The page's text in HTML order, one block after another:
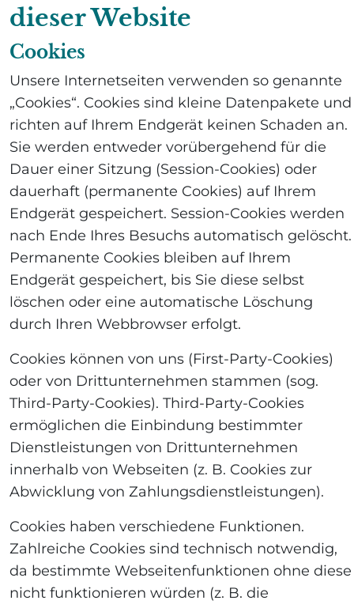
dieser Website
Cookies
Unsere Internetseiten verwenden so genannte
„Cookies“. Cookies sind kleine Datenpakete und
richten auf Ihrem Endgerät keinen Schaden an.
Sie werden entweder vorübergehend für die
Dauer einer Sitzung (Session-Cookies) oder
dauerhaft (permanente Cookies) auf Ihrem
Endgerät gespeichert. Session-Cookies werden
nach Ende Ihres Besuchs automatisch gelöscht.
Permanente Cookies bleiben auf Ihrem
Endgerät gespeichert, bis Sie diese selbst
löschen oder eine automatische Löschung
durch Ihren Webbrowser erfolgt.
Cookies können von uns (First-Party-Cookies)
oder von Drittunternehmen stammen (sog.
Third-Party-Cookies). Third-Party-Cookies
ermöglichen die Einbindung bestimmter
Dienstleistungen von Drittunternehmen
innerhalb von Webseiten (z. B. Cookies zur
Abwicklung von Zahlungsdienstleistungen).
Cookies haben verschiedene Funktionen.
Zahlreiche Cookies sind technisch notwendig,
da bestimmte Webseitenfunktionen ohne diese
nicht funktionieren würden (z. B. die